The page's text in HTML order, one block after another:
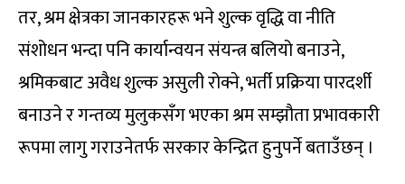
तर, श्रम क्षेत्रका जानकारहरू भने शुल्क वृद्धि वा नीति
संशोधन भन्दा पनि कार्यान्वयन संयन्त्र बलियो बनाउने,
श्रमिकबाट अवैध शुल्क असुली रोक्ने, भर्ती प्रक्रिया पारदर्शी
बनाउने र गन्तव्य मुलुकसँग भएका श्रम सम्झौता प्रभावकारी
रूपमा लागु गराउनेतर्फ सरकार केन्द्रित हुनुपर्ने बताउँछन् ।